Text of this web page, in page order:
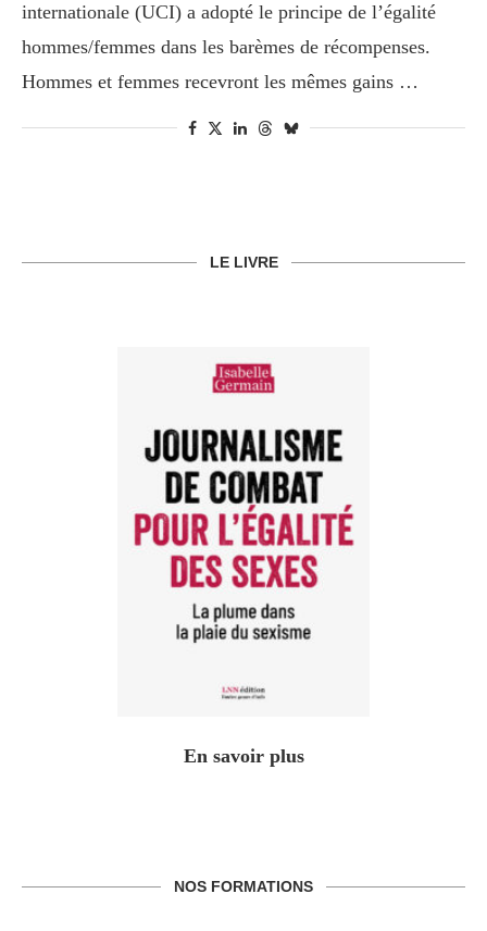
internationale (UCI) a adopté le principe de l’égalité
hommes/femmes dans les barèmes de récompenses.
Hommes et femmes recevront les mêmes gains …
LE LIVRE
En savoir plus
NOS FORMATIONS